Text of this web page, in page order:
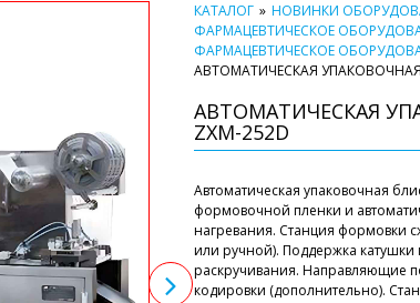
КАТАЛОГ » НОВИНКИ
ФАРМАЦЕВТИЧЕСКОЕ
ФАРМАЦЕВТИЧЕСКОЕ
АВТОМАТИЧЕСКАЯ
АВТОМАТИЧЕСКАЯ
ZXM-252D
Автоматическая упаковочная
формовочной пленки и
нагревания. Станция формовки
или ручной). Поддержка
раскручивания. Направляющие
кодировки (дополнительно).